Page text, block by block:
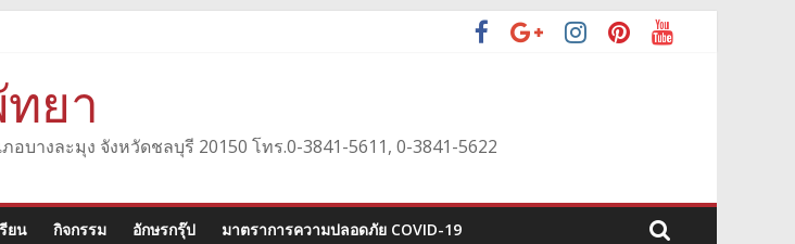
ยา
บางละมุง จังหวัดชลบุรี 20150 โทร.0-3841-5611, 0-3841-5622
ยน กิจกรรม อักษรกรุ๊ป มาตราการความปลอดภัย COVID-19